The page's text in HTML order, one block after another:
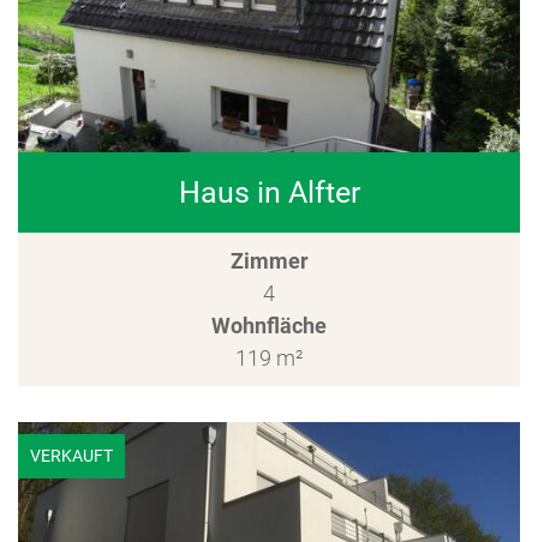
Haus in Alfter
Zimmer
4
Wohnfläche
119 m²
VERKAUFT